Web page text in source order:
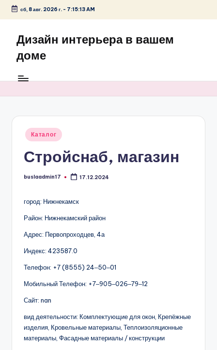
Перейти
содержимому
сб, 8 авг. 2026 г.- 7:15:13 AM
Дизайн интерьера в вашем
доме
Опубликовано
Каталог
Стройснаб, магазин
Запись
buslaadmin17 17.12.2024
город: Нижнекамск
Район: Нижнекамский район
Адрес: Первопроходцев, 4а
Индекс: 423587.0
Телефон: +7 (8555) 24‒50‒01
Мобильный Телефон: +7‒905‒026‒79‒12
Сайт: nan
вид деятельности: Комплектующие для окон, Крепёжные
изделия, Кровельные материалы, Теплоизоляционные
материалы, Фасадные материалы / конструкции